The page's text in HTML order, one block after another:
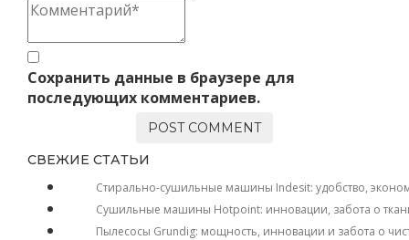
Сохранить данные в браузере для
последующих комментариев.
СВЕЖИЕ СТАТЬИ
Стирально-сушильные машины Indesit: удобство,
Сушильные машины Hotpoint: инновации, забота о
Пылесосы Grundig: мощность, инновации и забота о